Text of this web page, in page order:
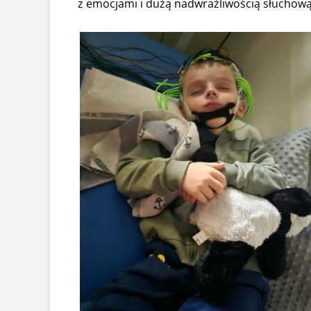
z emocjami i dużą nadwrażliwością